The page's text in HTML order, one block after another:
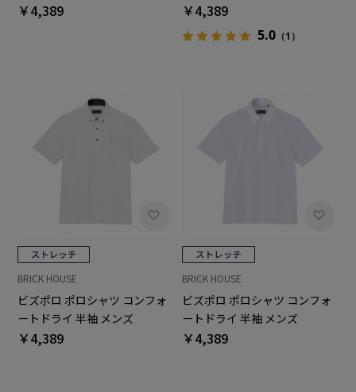
￥4,389 ￥4,389
5.0 （1）
BRICK HOUSE
ビズポロ ポロシャツ コンフォ
ートドライ 半袖 メンズ
￥4,389
BRICK HOUSE
ビズポロ ポロシャツ コンフォ
ートドライ 半袖 メンズ
￥4,389